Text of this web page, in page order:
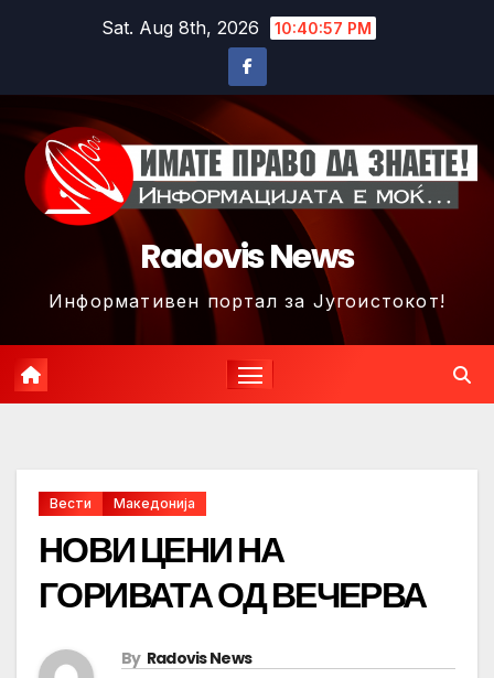
Sat. Aug 8th, 2026 10:41:00 PM
Radovis News
Информативен портал за Југоистокот!
Вести Македонија
НОВИ ЦЕНИ НА
ГОРИВАТА ОД ВЕЧЕРВА
By Radovis News